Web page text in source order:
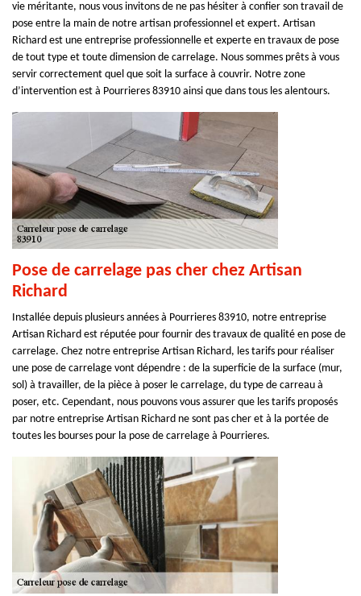
vie méritante, nous vous invitons de ne pas hésiter à confier son travail de
pose entre la main de notre artisan professionnel et expert. Artisan
Richard est une entreprise professionnelle et experte en travaux de pose
de tout type et toute dimension de carrelage. Nous sommes prêts à vous
servir correctement quel que soit la surface à couvrir. Notre zone
d’intervention est à Pourrieres 83910 ainsi que dans tous les alentours.
Pose de carrelage pas cher chez Artisan
Richard
Installée depuis plusieurs années à Pourrieres 83910, notre entreprise
Artisan Richard est réputée pour fournir des travaux de qualité en pose de
carrelage. Chez notre entreprise Artisan Richard, les tarifs pour réaliser
une pose de carrelage vont dépendre : de la superficie de la surface (mur,
sol) à travailler, de la pièce à poser le carrelage, du type de carreau à
poser, etc. Cependant, nous pouvons vous assurer que les tarifs proposés
par notre entreprise Artisan Richard ne sont pas cher et à la portée de
toutes les bourses pour la pose de carrelage à Pourrieres.